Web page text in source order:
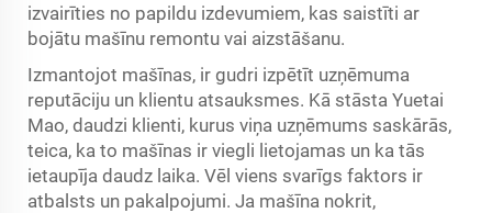
izvairīties no papildu izdevumiem, kas saistīti ar
bojātu mašīnu remontu vai aizstāšanu.
Izmantojot mašīnas, ir gudri izpētīt uzņēmuma
reputāciju un klientu atsauksmes. Kā stāsta Yuetai
Mao, daudzi klienti, kurus viņa uzņēmums saskārās,
teica, ka to mašīnas ir viegli lietojamas un ka tās
ietaupīja daudz laika. Vēl viens svarīgs faktors ir
atbalsts un pakalpojumi. Ja mašīna nokrit,